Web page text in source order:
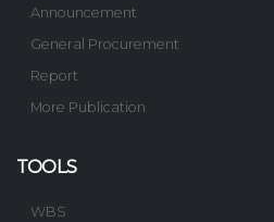
Announcement
General Procurement
Report
More Publication
TOOLS
WBS